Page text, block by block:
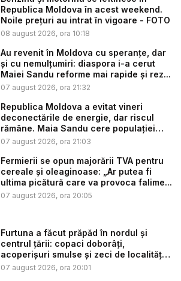
Republica Moldova în acest weekend.
Noile prețuri au intrat în vigoare - FOTO
08 august 2026, ora 10:18
Au revenit în Moldova cu speranțe, dar
și cu nemulțumiri: diaspora i-a cerut
Maiei Sandu reforme mai rapide și rez...
07 august 2026, ora 21:32
Republica Moldova a evitat vineri
deconectările de energie, dar riscul
rămâne. Maia Sandu cere populației
să...
07 august 2026, ora 21:03
Fermierii se opun majorării TVA pentru
cereale și oleaginoase: „Ar putea fi
ultima picătură care va provoca falime...
07 august 2026, ora 20:05
Furtuna a făcut prăpăd în nordul și
centrul țării: copaci doborâți,
acoperișuri smulse și zeci de localități
...
07 august 2026, ora 20:01